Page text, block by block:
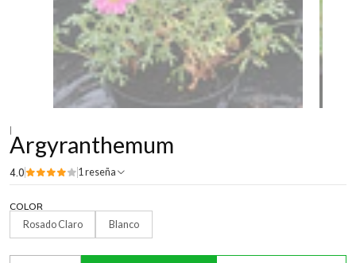
|
Argyranthemum
4.0 1 reseña
COLOR
Rosado Claro
Blanco